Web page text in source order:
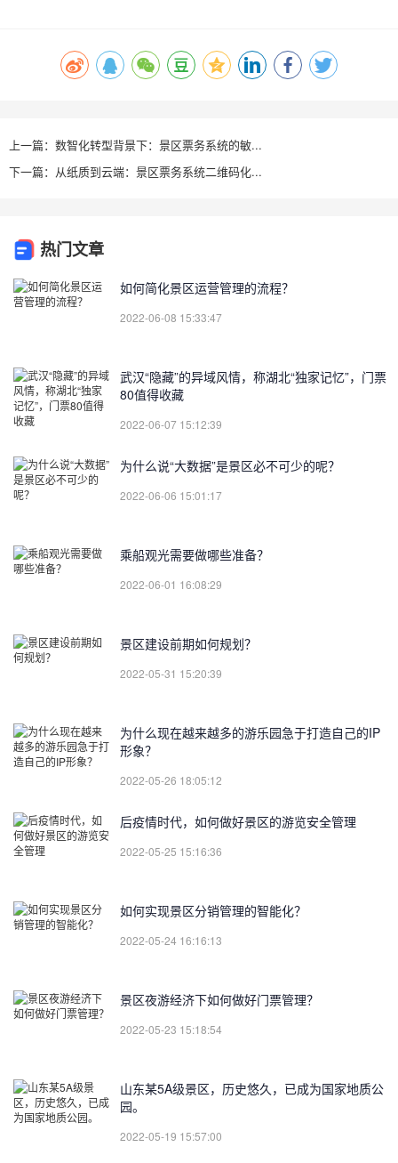
上一篇：数智化转型背景下：景区票务系统的敏...
下一篇：从纸质到云端：景区票务系统二维码化...
热门文章
如何简化景区运营管理的流程？
2022-06-08 15:33:47
武汉“隐藏”的异域风情，称湖北“独家记忆”，门票
80值得收藏
2022-06-07 15:12:39
为什么说“大数据”是景区必不可少的呢？
2022-06-06 15:01:17
乘船观光需要做哪些准备？
2022-06-01 16:08:29
景区建设前期如何规划？
2022-05-31 15:20:39
为什么现在越来越多的游乐园急于打造自己的IP
形象？
2022-05-26 18:05:12
后疫情时代，如何做好景区的游览安全管理
2022-05-25 15:16:36
如何实现景区分销管理的智能化？
2022-05-24 16:16:13
景区夜游经济下如何做好门票管理？
2022-05-23 15:18:54
山东某5A级景区，历史悠久，已成为国家地质公
园。
2022-05-19 15:57:00